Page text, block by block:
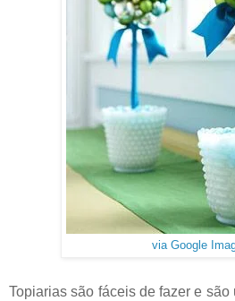
via Google
Topiarias são fáceis de fazer e